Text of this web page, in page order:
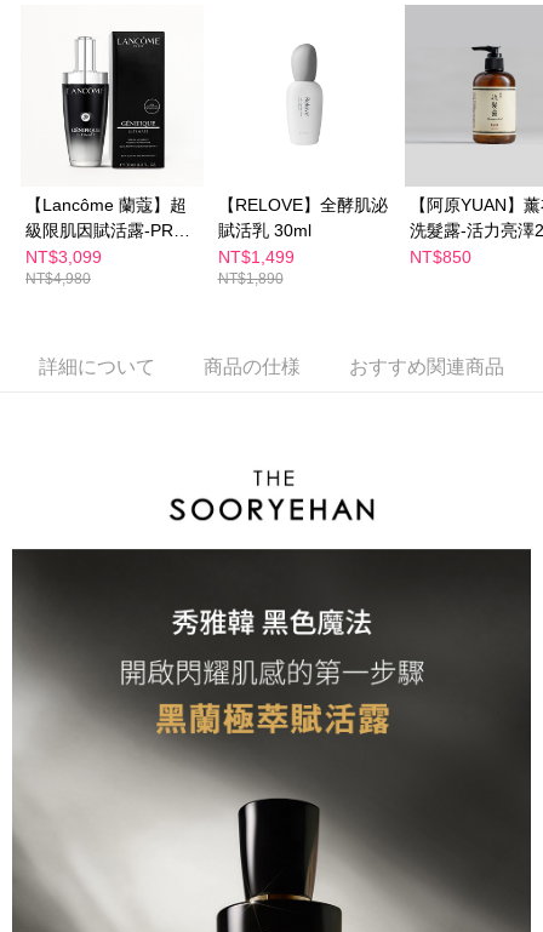
約商品や商品到着日が比較的遅い商品）。そのため、商品到着の有無に関
わらず、AFTEEで指定された期限内にお支払いください。
二、支払い限度額
1.初回 AFTEEを ご利用の際に、認証結果及び当社の審査の結果に基づ
き、限度額が設定されます。
2.決済金額は最低NT$20です。
三、利用規約「AFTEE代金後払い」（以下当サービスという）はネットプ
ロテクションズ（以下 AFTEE という）が提供し、AFTEEが代金を徴収し
ます。当サービスご利用の際に提供しなければならない個人情報（注文者
ームページの『個人情報の収集、処理及び利用に関する声明』をご参照く
納金が加算されます。未成年の利用者は、事前に法定代理人または後見人
理、利用を許可することににご同意いただけない場合は、当サービスを選
7-11付款取貨
配送毎にNT$100、NT$600以上で送料無料
付款後7-11取貨
配送毎にNT$100、NT$600以上で送料無料
宅配
配送毎にNT$100、NT$600以上で送料無料
離島配送
【Lancôme 蘭蔻】超
級限肌因賦活露-PRO
100ml
NT$3,099
NT$4,980
【RELOVE】全酵肌泌
賦活乳 30ml
NT$1,499
NT$1,890
【阿原YUAN】
洗髮露-活力亮澤
NT$850
詳細について 商品の仕様 おすすめ関連商品